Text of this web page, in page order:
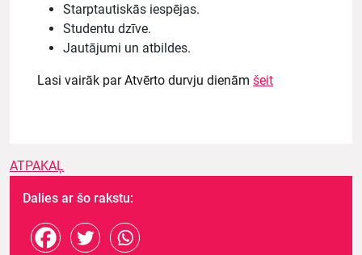
Starptautiskās iespējas.
Studentu dzīve.
Jautājumi un atbildes.
Lasi vairāk par Atvērto durvju dienām šeit
ATPAKAĻ
Dalies ar šo rakstu: